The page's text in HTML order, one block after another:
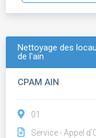
Nettoyage des
de l'ain
CPAM AIN
01
Service - Appel